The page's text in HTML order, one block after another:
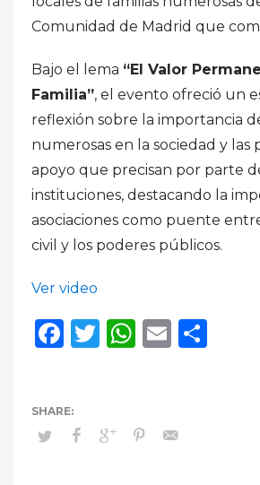
Comunidad de Madrid que
Bajo el lema “El Valor
Familia”, el evento ofreció un
reflexión sobre la importancia
numerosas en la sociedad y las
apoyo que precisan por parte
instituciones, destacando la
asociaciones como puente
civil y los poderes públicos.
Ver video
Facebook
TwitterEmail